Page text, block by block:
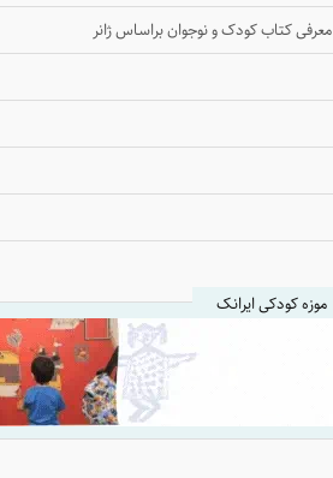
معرفی کتاب کودک و نوجوان براساس ژانر
موزه کودکی ایرانک